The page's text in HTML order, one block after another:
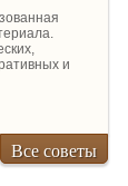
и
Все советы